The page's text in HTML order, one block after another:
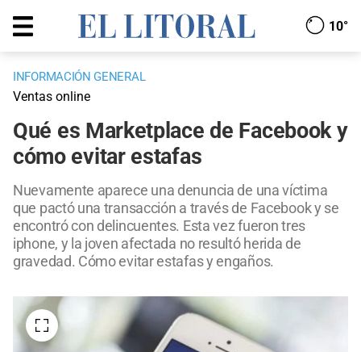
10°
INFORMACIÓN GENERAL
Ventas online
Qué es Marketplace de Facebook y
cómo evitar estafas
Nuevamente aparece una denuncia de una víctima
que pactó una transacción a través de Facebook y se
encontró con delincuentes. Esta vez fueron tres
iphone, y la joven afectada no resultó herida de
gravedad. Cómo evitar estafas y engaños.